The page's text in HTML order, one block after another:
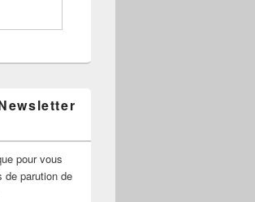
pour vous
de parution de